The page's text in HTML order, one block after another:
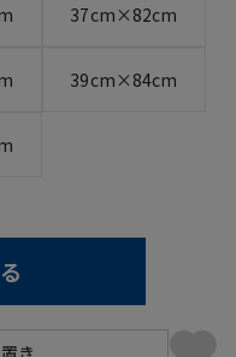
37cm×82cm
39cm×84cm